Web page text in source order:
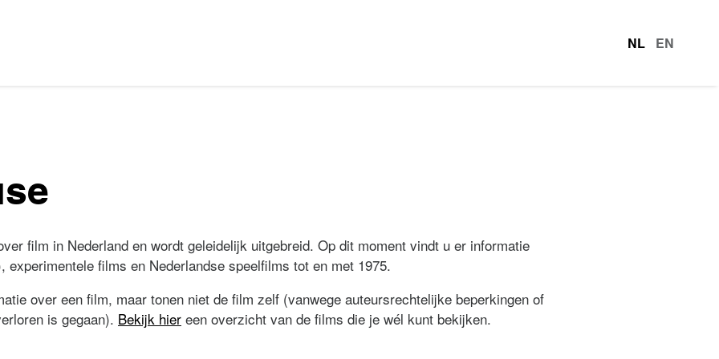
NL EN
film in Nederland en wordt geleidelijk uitgebreid. Op dit moment vindt u er informatie
experimentele films en Nederlandse speelfilms tot en met 1975.
over een film, maar tonen niet de film zelf (vanwege auteursrechtelijke beperkingen of
is gegaan). Bekijk hier een overzicht van de films die je wél kunt bekijken.